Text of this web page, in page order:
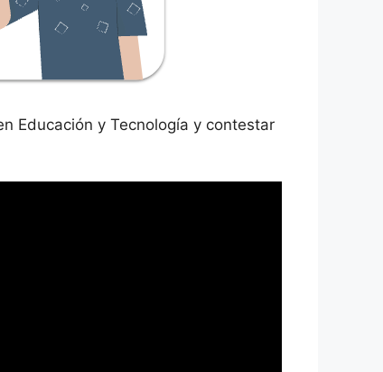
Educación y Tecnología y contestar